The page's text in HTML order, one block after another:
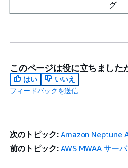
グ
このページは役に立ちました
はい
いいえ
フィードバックを送信
次のトピック: Amazon Neptune
前のトピック: AWS MWAA サー